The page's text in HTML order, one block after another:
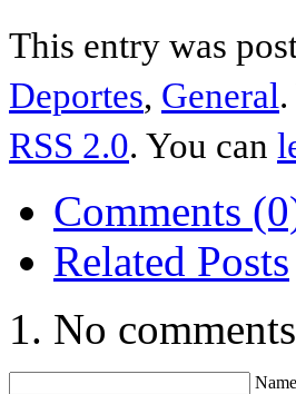
This entry was
Deportes, General
RSS 2.0. You can
Comments
Related Posts
No